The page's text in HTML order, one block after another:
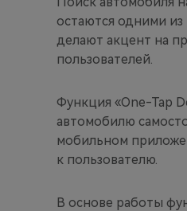
остаются одними из
делают акцент на
пользователей.
Функция «One-Tap
автомобилю
мобильном
к пользователю.
В основе работы